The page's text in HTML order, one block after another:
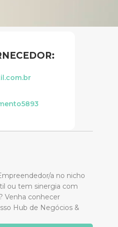
a no nicho
ou tem sinergia com
Venha conhecer
Hub de Negócios &